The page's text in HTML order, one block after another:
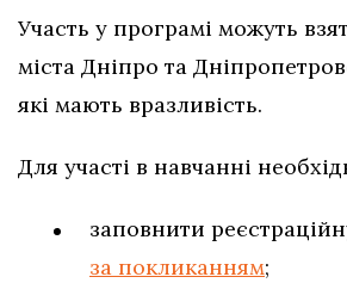
Участь у програмі можуть
міста Дніпро та
які мають вразливість.
Для участі в навчанні
заповнити
за покликанням;